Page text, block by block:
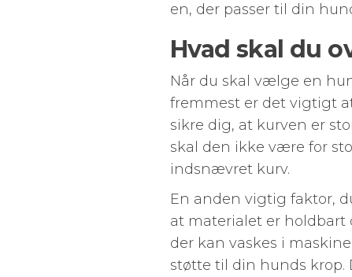
en, der passer til din
Hvad skal du
Når du skal vælge en
fremmest er det vigtigt
sikre dig, at kurven er
skal den ikke være for
indsnævret kurv.
En anden vigtig faktor,
at materialet er
der kan vaskes i
støtte til din hunds krop.